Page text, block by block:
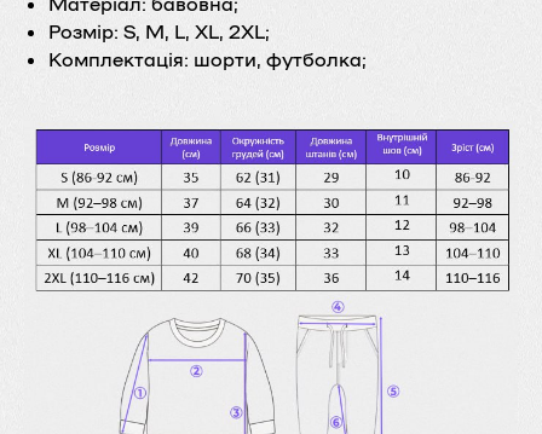
Розмір: S, M, L, XL, 2XL;
Комплектація: шорти, футболка;